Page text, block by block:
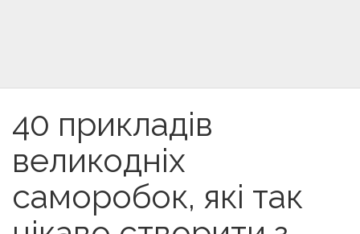
40 прикладів
великодніх
саморобок, які так